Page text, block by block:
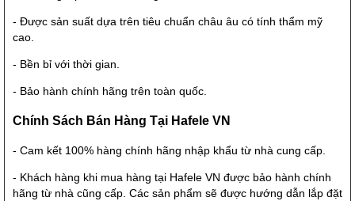
- Được sản suất dựa trên tiêu chuẩn châu âu có tính thẩm mỹ
cao.
- Bền bỉ với thời gian.
- Bảo hành chính hãng trên toàn quốc.
Chính Sách Bán Hàng Tại Hafele VN
- Cam kết 100% hàng chính hãng nhập khẩu từ nhà cung cấp.
- Khách hàng khi mua hàng tại Hafele VN được bảo hành chính
hãng từ nhà cũng cấp. Các sản phẩm sẽ được hướng dẫn lắp đặt